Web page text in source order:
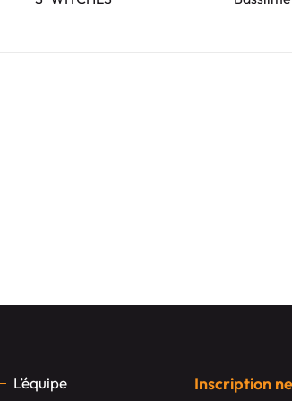
L’équipe Inscription